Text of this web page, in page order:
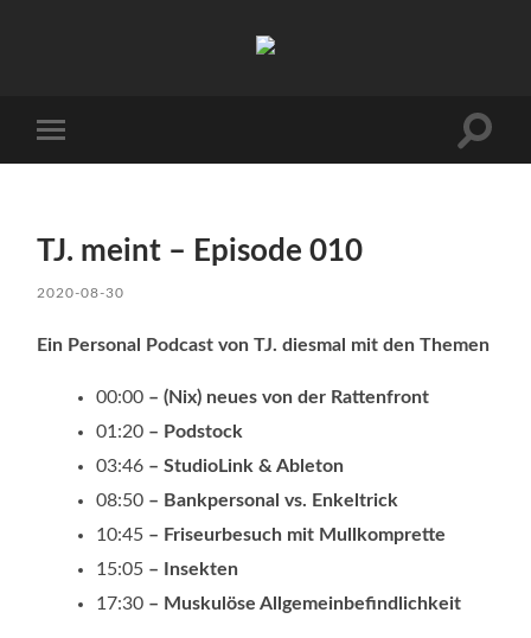
Menü
TJ. meint – Episode 010
2020-08-30
Ein Personal Podcast von TJ. diesmal mit den Themen
00:00 – (Nix) neues von der Rattenfront
01:20 – Podstock
03:46 – StudioLink & Ableton
08:50 – Bankpersonal vs. Enkeltrick
10:45 – Friseurbesuch mit Mullkomprette
15:05 – Insekten
17:30 – Muskulöse Allgemeinbefindlichkeit